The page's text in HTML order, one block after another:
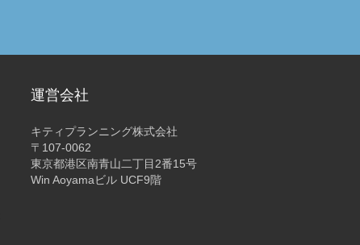
運営会社
キティプランニング株式会社
〒107-0062
東京都港区南青山二丁目2番15号
Win Aoyamaビル UCF9階